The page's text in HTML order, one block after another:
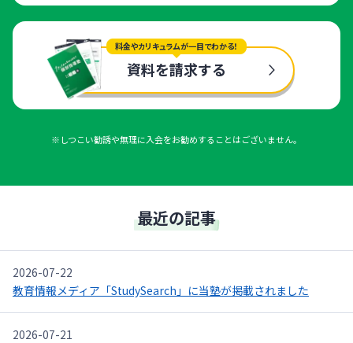
料金やカリキュラムが一目でわかる！
資料を請求する
※しつこい勧誘や無理に入会をお勧めすることはございません。
最近の記事
2026-07-22
教育情報メディア「StudySearch」に当塾が掲載されました
2026-07-21